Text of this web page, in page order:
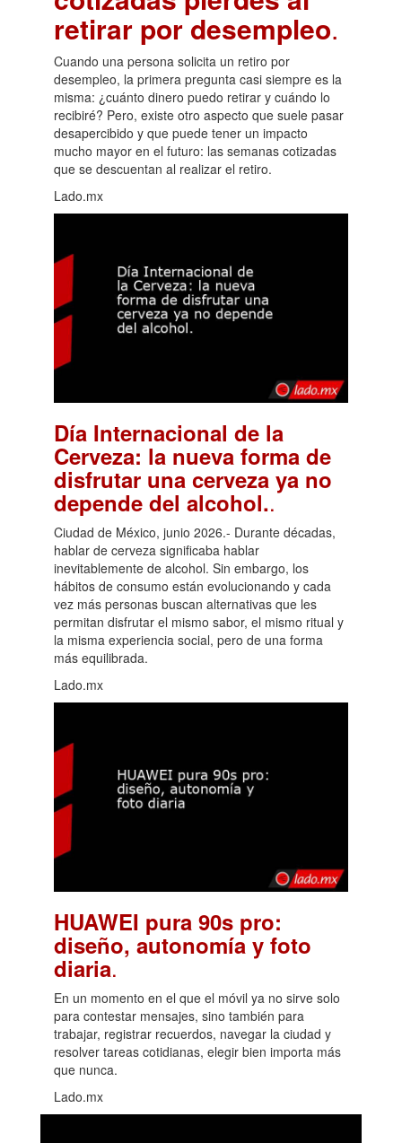
retirar por desempleo.
Cuando una persona solicita un retiro por
desempleo, la primera pregunta casi siempre es la
misma: ¿cuánto dinero puedo retirar y cuándo lo
recibiré? Pero, existe otro aspecto que suele pasar
desapercibido y que puede tener un impacto
mucho mayor en el futuro: las semanas cotizadas
que se descuentan al realizar el retiro.
Lado.mx
Día Internacional de la
Cerveza: la nueva forma de
disfrutar una cerveza ya no
depende del alcohol..
Ciudad de México, junio 2026.- Durante décadas,
hablar de cerveza significaba hablar
inevitablemente de alcohol. Sin embargo, los
hábitos de consumo están evolucionando y cada
vez más personas buscan alternativas que les
permitan disfrutar el mismo sabor, el mismo ritual y
la misma experiencia social, pero de una forma
más equilibrada.
Lado.mx
HUAWEI pura 90s pro:
diseño, autonomía y foto
diaria.
En un momento en el que el móvil ya no sirve solo
para contestar mensajes, sino también para
trabajar, registrar recuerdos, navegar la ciudad y
resolver tareas cotidianas, elegir bien importa más
que nunca.
Lado.mx